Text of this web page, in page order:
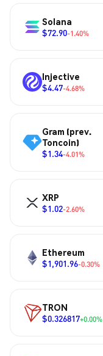
Solana
$72.90-1.40%
Injective
$4.47-4.68%
Gram (prev.
Toncoin)
$1.34-4.01%
XRP
$1.02-2.60%
Ethereum
$1,901.96-0.30%
TRON
$0.326817+0.00%